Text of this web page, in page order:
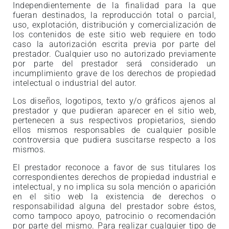
Independientemente de la finalidad para la que
fueran destinados, la reproducción total o parcial,
uso, explotación, distribución y comercialización de
los contenidos de este sitio web requiere en todo
caso la autorización escrita previa por parte del
prestador. Cualquier uso no autorizado previamente
por parte del prestador será considerado un
incumplimiento grave de los derechos de propiedad
intelectual o industrial del autor.
Los diseños, logotipos, texto y/o gráficos ajenos al
prestador y que pudieran aparecer en el sitio web,
pertenecen a sus respectivos propietarios, siendo
ellos mismos responsables de cualquier posible
controversia que pudiera suscitarse respecto a los
mismos.
El prestador reconoce a favor de sus titulares los
correspondientes derechos de propiedad industrial e
intelectual, y no implica su sola mención o aparición
en el sitio web la existencia de derechos o
responsabilidad alguna del prestador sobre éstos,
como tampoco apoyo, patrocinio o recomendación
por parte del mismo. Para realizar cualquier tipo de